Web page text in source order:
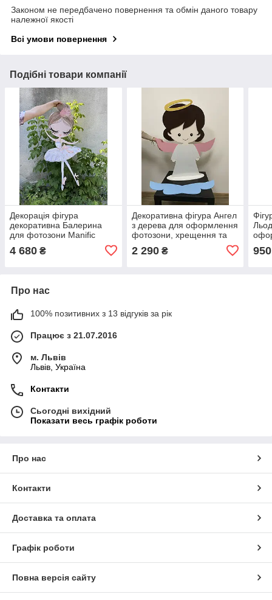
Законом не передбачено повернення та обмін даного товару
належної якості
Всі умови повернення
Подібні товари компанії
Декорація фігура
декоративна Балерина
для фотозони Manific
4 680 ₴
Декоративна фігура Ангел
з дерева для оформлення
фотозони, хрещення та
2 290₴ 950
Про нас
100% позитивних з 13 відгуків за рік
Працює з 21.07.2016
м. Львів
Львів, Україна
Контакти
Сьогодні вихідний
Показати весь графік роботи
Про нас
Контакти
Доставка та оплата
Графік роботи
Повна версія сайту